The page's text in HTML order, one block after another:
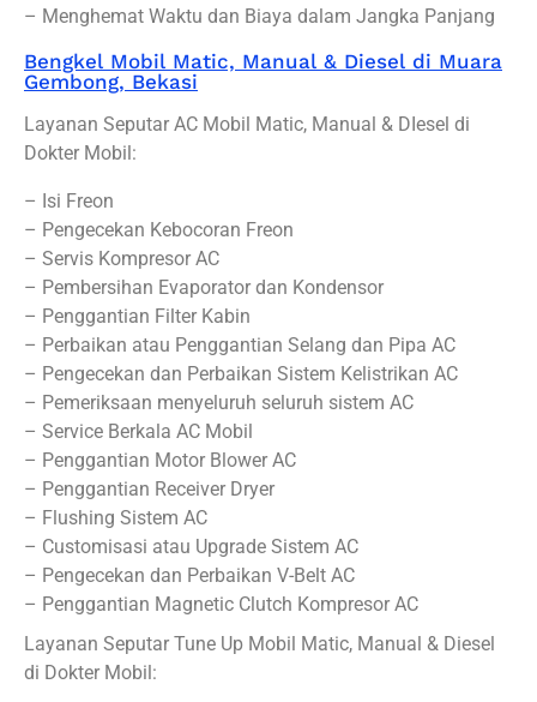
– Menghemat Waktu dan Biaya dalam Jangka Panjang
Bengkel Mobil Matic, Manual & Diesel di Muara
Gembong, Bekasi
Layanan Seputar AC Mobil Matic, Manual & DIesel di
Dokter Mobil:
– Isi Freon
– Pengecekan Kebocoran Freon
– Servis Kompresor AC
– Pembersihan Evaporator dan Kondensor
– Penggantian Filter Kabin
– Perbaikan atau Penggantian Selang dan Pipa AC
– Pengecekan dan Perbaikan Sistem Kelistrikan AC
– Pemeriksaan menyeluruh seluruh sistem AC
– Service Berkala AC Mobil
– Penggantian Motor Blower AC
– Penggantian Receiver Dryer
– Flushing Sistem AC
– Customisasi atau Upgrade Sistem AC
– Pengecekan dan Perbaikan V-Belt AC
– Penggantian Magnetic Clutch Kompresor AC
Layanan Seputar Tune Up Mobil Matic, Manual & Diesel
di Dokter Mobil: